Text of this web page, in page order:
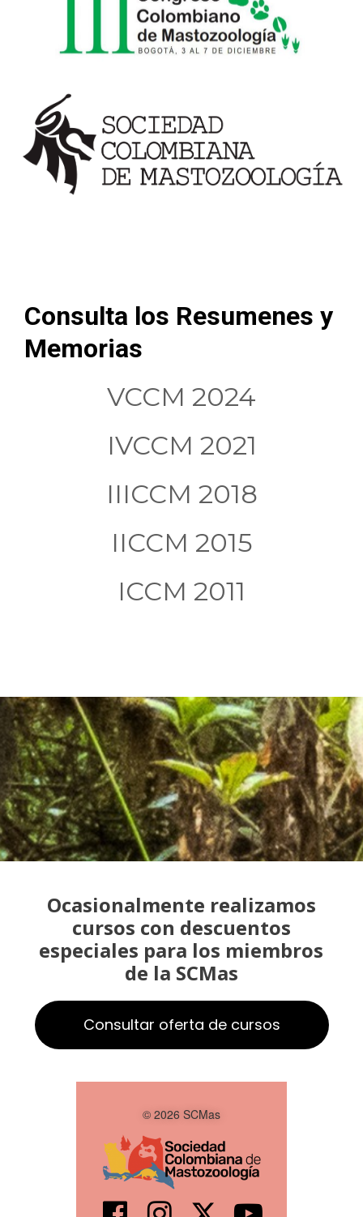
Consulta los Resumenes y
Memorias
VCCM 2024
IVCCM 2021
IIICCM 2018
IICCM 2015
ICCM 2011
Ocasionalmente realizamos
cursos con descuentos
especiales para los miembros
de la SCMas
Consultar oferta de cursos
© 2026 SCMas